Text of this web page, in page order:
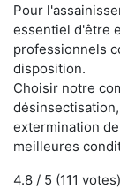
Pour
essentiel d'être
professionnels
disposition.
Choisir notre
extermination
meilleures
4.8 / 5 (111 votes)